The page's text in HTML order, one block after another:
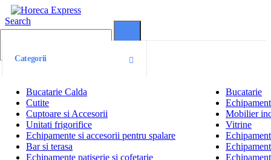
Search
Categorii
Bucatarie Calda
Bucatarie
Cutite
Cuptoare si Accesorii
Mobilier
Unitati frigorifice
Vitrine
Echipamente si accesorii pentru spalare
Bar si terasa
Echipamente patiserie si cofetarie